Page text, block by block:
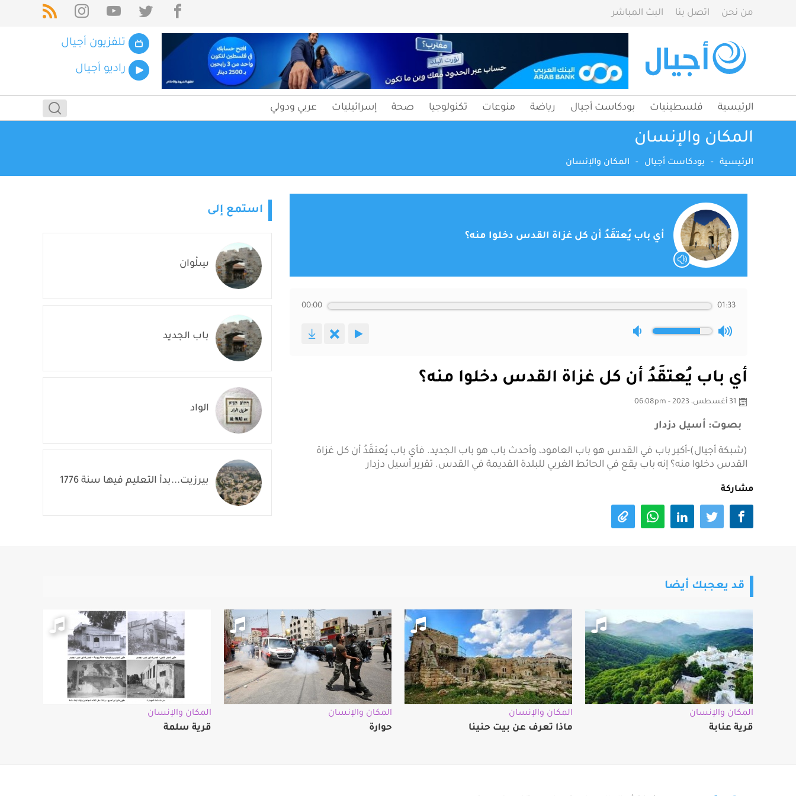
من نحن اتصل بنا البث المباشر
تلفزيون أجيال
راديو أجيال
الرئيسية فلسطينيات بودكاست أجيال رياضة منوعات تكنولوجيا صحة إسرائيليات عربي ودولي
المكان والإنسان
الرئيسية - بودكاست أجيال - المكان والإنسان
أي باب يُعتقَدُ أن كل غزاة القدس دخلوا منه؟
00:00 01:33
أي باب يُعتقَدُ أن كل غزاة القدس دخلوا منه؟
31 أغسطس، 2023 - 06:08pm
بصوت: أسيل دزدار
(شبكة أجيال)-أكبر باب في القدس هو باب العامود، وأحدث باب هو باب الجديد. فأي باب يُعتقَدُ أن كل غزاة
القدس دخلوا منه؟ إنه باب يقع في الحائط الغربي للبلدة القديمة في القدس. تقرير أسيل دزدار
مشاركة
استمع إلى
سِلْوان
باب الجديد
الواد
بيرزيت...بدأ التعليم فيها سنة 1776
قد يعجبك أيضا
المكان والإنسان
قرية عنابة
المكان والإنسان
ماذا تعرف عن بيت حنينا
المكان والإنسان
حوارة
المكان والإنسان
قرية سلمة